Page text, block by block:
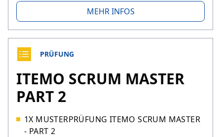
MEHR INFOS
PRÜFUNG
ITEMO SCRUM MASTER
PART 2
1X MUSTERPRÜFUNG ITEMO SCRUM MASTER
- PART 2